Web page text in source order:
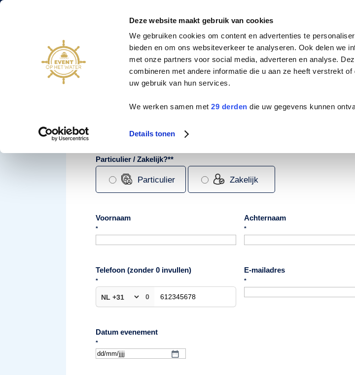
Deze website maakt gebruik van cookies
We gebruiken cookies om content en advertenties te
bieden en om ons websiteverkeer te analyseren. Ook delen we
met onze partners voor social media, adverteren en analyse.
combineren met andere informatie die u aan ze heeft verstrekt
uw gebruik van hun services.
We werken samen met29 derden die uw gegevens kunnen
Details tonen
& events op het water
Privé rondvaart Evenementenboten
Privé rondvaart
Evenementenboten
Arrangementen
Contact
Vraag hier je offerte aan!
Particulier / Zakelijk?**
Particulier Zakelijk
Voornaam
*
Achternaam
*
Telefoon (zonder 0 invullen)
*
0
E-mailadres
*
Datum evenement
*
DD